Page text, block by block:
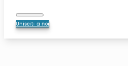
Unisciti a noi